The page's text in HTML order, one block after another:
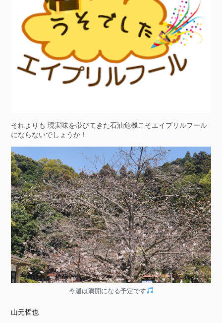
それよりも 現実味を帯びてきた石油危機こそエイプリルフール
にならないでしょうか！
今週は満開になる予定です
山元哲也